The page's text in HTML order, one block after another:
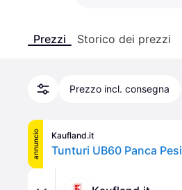
Prezzi Storico dei prezzi
Prezzo incl. consegna
annuncio Kaufland.it